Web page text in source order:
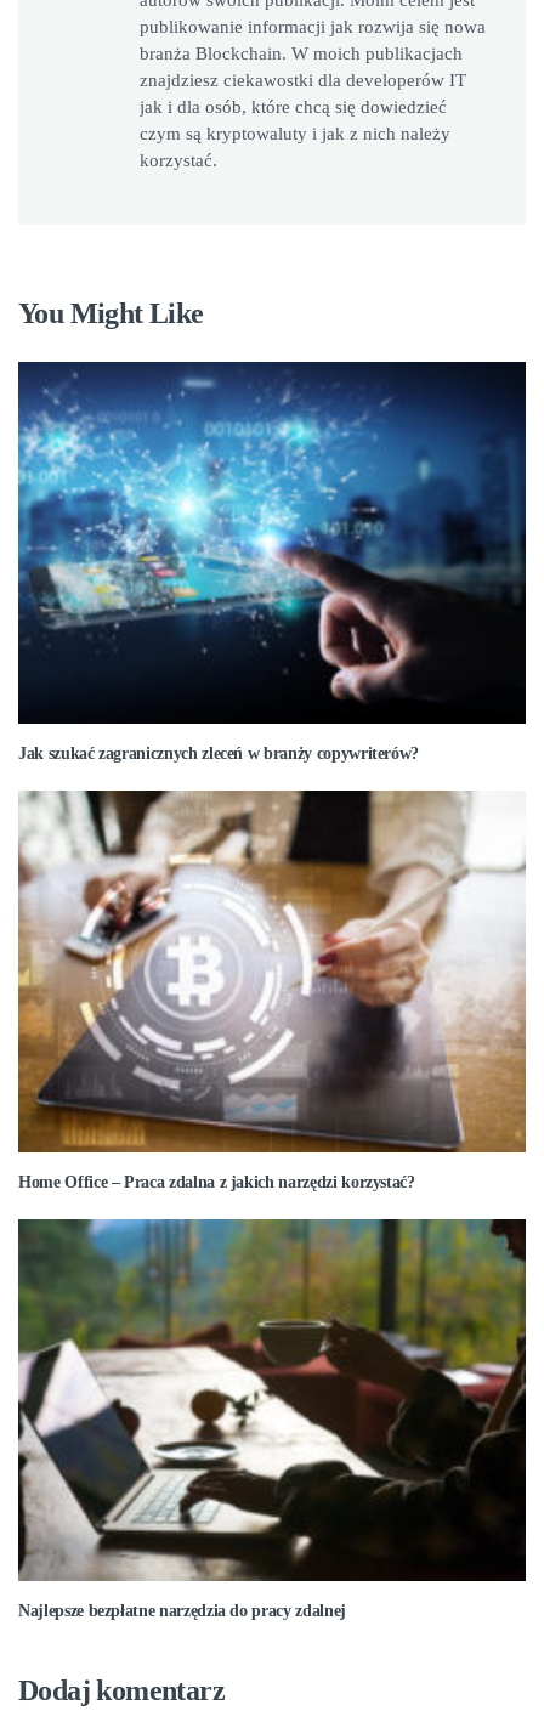
publikowanie informacji jak rozwija się nowa
branża Blockchain. W moich publikacjach
znajdziesz ciekawostki dla developerów IT
jak i dla osób, które chcą się dowiedzieć
czym są kryptowaluty i jak z nich należy
korzystać.
You Might Like
Jak szukać zagranicznych zleceń w branży copywriterów?
Home Office – Praca zdalna z jakich narzędzi korzystać?
Najlepsze bezpłatne narzędzia do pracy zdalnej
Dodaj komentarz